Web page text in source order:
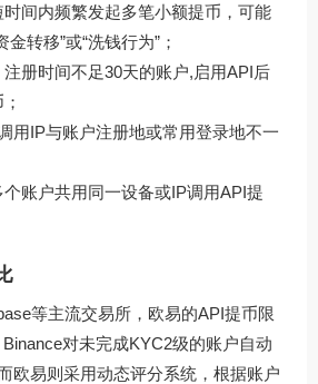
时间内频繁发起多笔小额提币，可能
转移”或“洗钱行为”；
注册时间不足30天的账户,启用API后
用IP与账户注册地或常用登录地不一
个账户共用同一设备或IP调用API提
等主流交易所，欧易的API提币限
对未完成KYC2级的账户自动
欧易则采用动态评分系统，根据账户